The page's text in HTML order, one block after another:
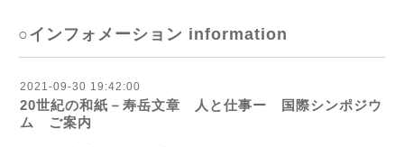
○インフォメーション information
2021-09-30 19:42:00
20世紀の和紙－寿岳文章 人と仕事ー 国際シンポジウ
ム ご案内